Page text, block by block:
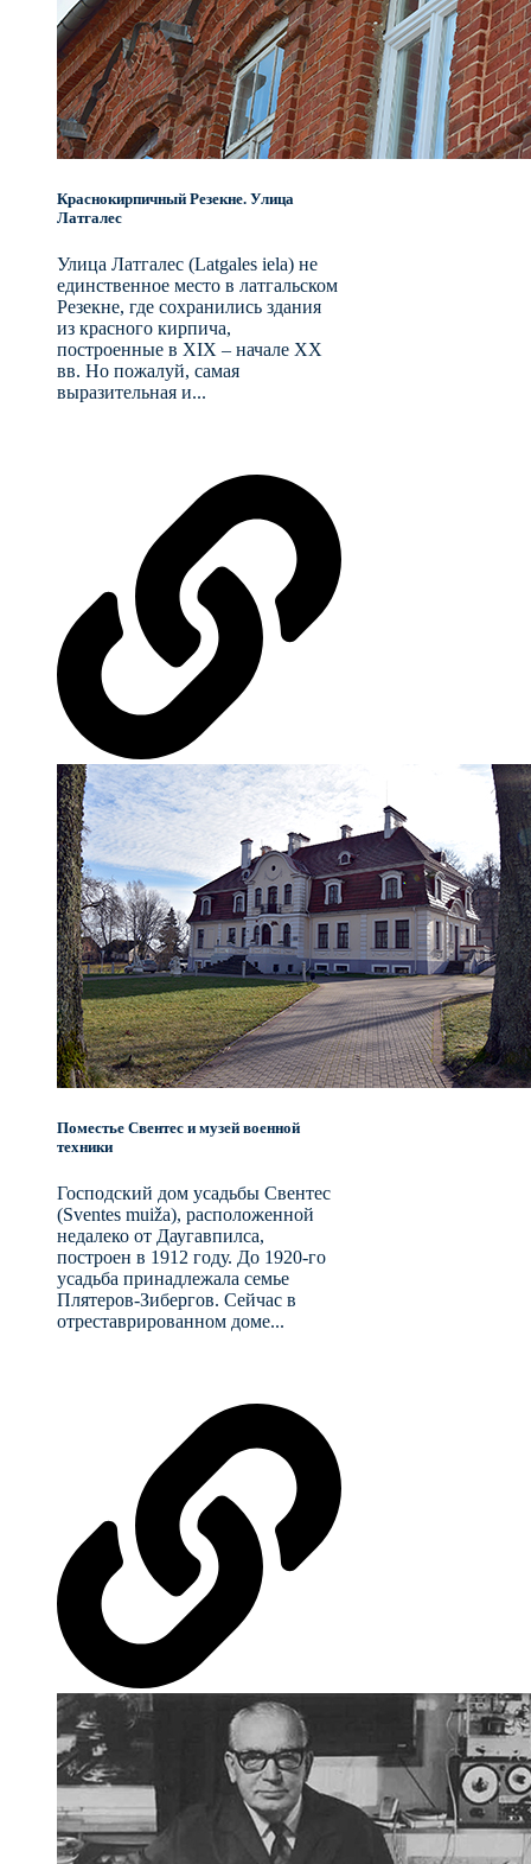
Краснокирпичный Резекне. Улица
Латгалес
Улица Латгалес (Latgales iela) не
единственное место в латгальском
Резекне, где сохранились здания
из красного кирпича,
построенные в XIX – начале XX
вв. Но пожалуй, самая
выразительная и...
Поместье Свентес и музей военной
техники
Господский дом усадьбы Свентес
(Sventes muiža), расположенной
недалеко от Даугавпилса,
построен в 1912 году. До 1920-го
усадьба принадлежала семье
Плятеров-Зибергов. Сейчас в
отреставрированном доме...